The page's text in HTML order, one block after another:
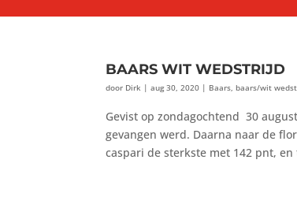
BAARS WIT WEDSTRIJD
door Dirk |aug 30, 2020 | Baars,baars/wit
Gevist op zondagochtend 30
gevangen werd. Daarna naar de
caspari de sterkste met 142 pnt, en